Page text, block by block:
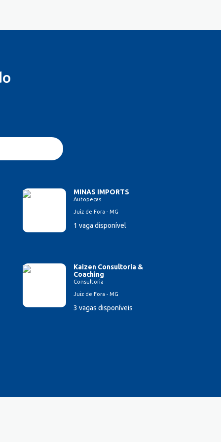
MINAS IMPORTS
Autopeças
Juiz de Fora - MG
1 vaga disponível
Kaizen Consultoria &
Coaching
Consultoria
Juiz de Fora - MG
3 vagas disponíveis